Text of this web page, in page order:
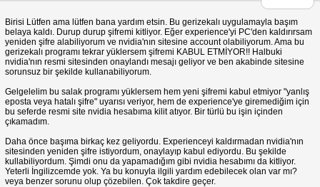
Birisi Lütfen ama lütfen bana yardım etsin. Bu gerizekalı uygulamayla başım
belaya kaldı. Durup durup şifremi kitliyor. Eğer experience'yi PC'den kaldırırsam
yeniden şifre alabiliyorum ve nvidia'nın sitesine account olabiliyorum. Ama bu
gerizekalı programı tekrar yüklersem şifremi KABUL ETMİYOR!! Halbuki
nvidia'nın resmi sitesinden onaylandı mesajı geliyor ve ben akabinde sitesine
sorunsuz bir şekilde kullanabiliyorum.
Gelgelelim bu salak programı yüklersem hem yeni şifremi kabul etmiyor "yanlış
eposta veya hatalı şifre" uyarısı veriyor, hem de experience'ye giremediğim için
bu seferde resmi site nvidia hesabıma kilit atıyor. Bir türlü bu işin içinden
çıkamadım.
Daha önce başıma birkaç kez geliyordu. Experienceyi kaldırmadan nvidia'nın
sitesinden yeniden şifre istiyordum, onaylayıp kabul ediyordu. Bu şekilde
kullabiliyordum. Şimdi onu da yapamadığım gibi nvidia hesabımı da kitliyor.
Yeterli İngilizcemde yok. Ya bu konuyla ilgili yardım edebilecek olan var mı?
veya benzer sorunu olup çözebilen. Çok takdire geçer.